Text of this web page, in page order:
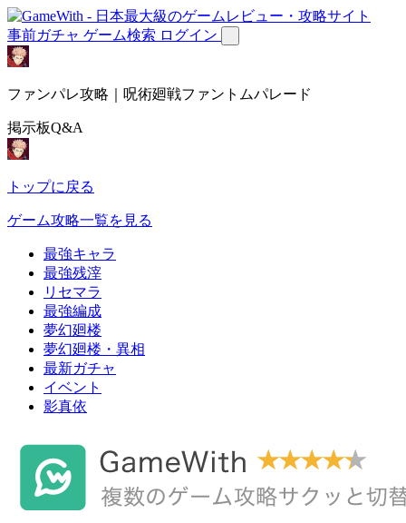
事前ガチャ ゲーム検索 ログイン
ファンパレ攻略｜呪術廻戦ファントムパレード
掲示板Q&A
トップに戻る
ゲーム攻略一覧を見る
最強キャラ
最強残滓
リセマラ
最強編成
夢幻廻楼
夢幻廻楼・異相
最新ガチャ
イベント
影真依